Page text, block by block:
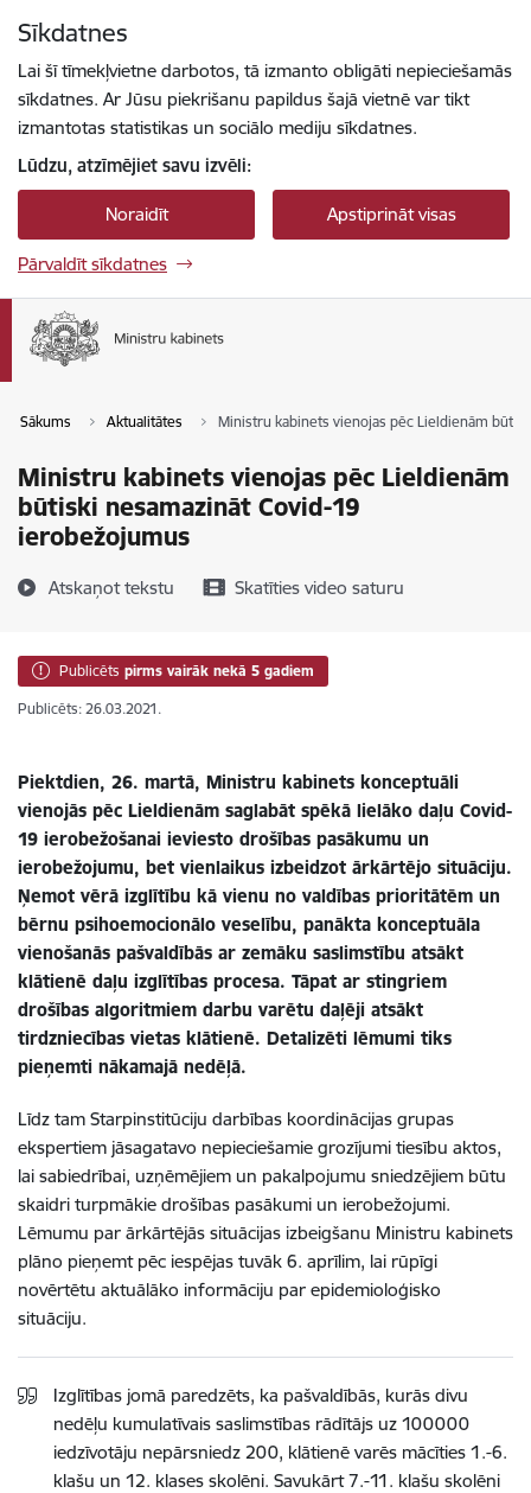
Sīkdatnes
Lai šī tīmekļvietne darbotos, tā izmanto obligāti nepieciešamās
sīkdatnes. Ar Jūsu piekrišanu papildus šajā vietnē var tikt
izmantotas statistikas un sociālo mediju sīkdatnes.
Lūdzu, atzīmējiet savu izvēli:
Noraidīt Apstiprināt visas
Pārvaldīt sīkdatnes
Sākums Aktualitātes Ministru kabinets vienojas pēc Lieldienām
Ministru kabinets vienojas pēc Lieldienām
būtiski nesamazināt Covid-19
ierobežojumus
Atskaņot tekstu Skatīties video saturu
Publicēts pirms vairāk nekā 5 gadiem
Publicēts: 26.03.2021.
Piektdien, 26. martā, Ministru kabinets konceptuāli
vienojās pēc Lieldienām saglabāt spēkā lielāko daļu Covid-
19 ierobežošanai ieviesto drošības pasākumu un
ierobežojumu, bet vienlaikus izbeidzot ārkārtējo situāciju.
Ņemot vērā izglītību kā vienu no valdības prioritātēm un
bērnu psihoemocionālo veselību, panākta konceptuāla
vienošanās pašvaldībās ar zemāku saslimstību atsākt
klātienē daļu izglītības procesa. Tāpat ar stingriem
drošības algoritmiem darbu varētu daļēji atsākt
tirdzniecības vietas klātienē. Detalizēti lēmumi tiks
pieņemti nākamajā nedēļā.
Līdz tam Starpinstitūciju darbības koordinācijas grupas
ekspertiem jāsagatavo nepieciešamie grozījumi tiesību aktos,
lai sabiedrībai, uzņēmējiem un pakalpojumu sniedzējiem būtu
skaidri turpmākie drošības pasākumi un ierobežojumi.
Lēmumu par ārkārtējās situācijas izbeigšanu Ministru kabinets
plāno pieņemt pēc iespējas tuvāk 6. aprīlim, lai rūpīgi
novērtētu aktuālāko informāciju par epidemioloģisko
situāciju.
Izglītības jomā paredzēts, ka pašvaldībās, kurās divu
nedēļu kumulatīvais saslimstības rādītājs uz 100000
iedzīvotāju nepārsniedz 200, klātienē varēs mācīties 1.-6.
klašu un 12. klases skolēni. Savukārt 7.-11. klašu skolēni